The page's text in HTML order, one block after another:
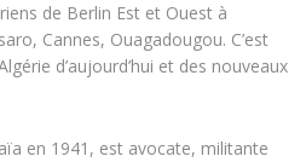
de Berlin Est et Ouest à
Cannes, Ouagadougou. C’est
d’aujourd’hui et des nouveaux
en 1941, est avocate, militante